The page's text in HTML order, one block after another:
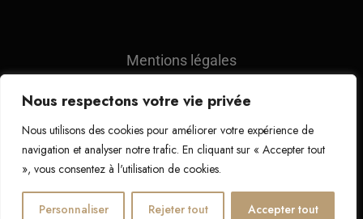
Nous respectons votre vie privée
Nous utilisons des cookies pour améliorer votre expérience de
navigation et analyser notre trafic. En cliquant sur « Accepter tout
», vous consentez à l'utilisation de cookies.
Personnaliser Rejeter tout Accepter tout
Mentions légales
Suivez-nous sur :